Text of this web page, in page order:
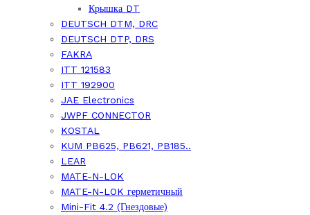
Крышка DT
DEUTSCH DTM, DRC
DEUTSCH DTP, DRS
FAKRA
ITT 121583
ITT 192900
JAE Electronics
JWPF CONNECTOR
KOSTAL
KUM PB625, PB621, PB185..
LEAR
MATE-N-LOK
MATE-N-LOK герметичный
Mini-Fit 4.2 (Гнездовые)